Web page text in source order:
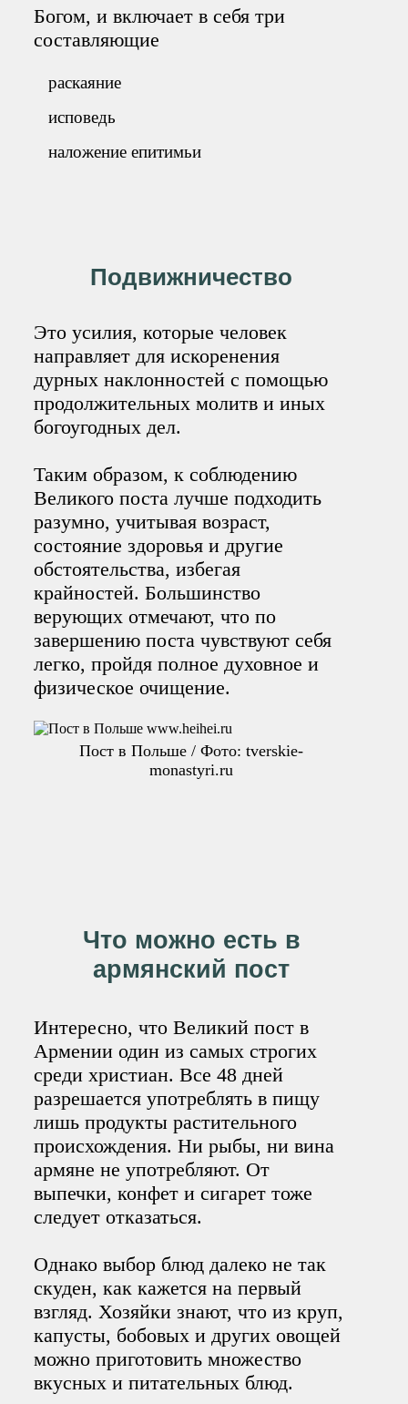
Богом, и включает в себя три
составляющие
раскаяние
исповедь
наложение епитимьи
Подвижничество
Это усилия, которые человек
направляет для искоренения
дурных наклонностей с помощью
продолжительных молитв и иных
богоугодных дел.
Таким образом, к соблюдению
Великого поста лучше подходить
разумно, учитывая возраст,
состояние здоровья и другие
обстоятельства, избегая
крайностей. Большинство
верующих отмечают, что по
завершению поста чувствуют себя
легко, пройдя полное духовное и
физическое очищение.
Пост в Польше / Фото: tverskie-
monastyri.ru
Что можно есть в
армянский пост
Интересно, что Великий пост в
Армении один из самых строгих
среди христиан. Все 48 дней
разрешается употреблять в пищу
лишь продукты растительного
происхождения. Ни рыбы, ни вина
армяне не употребляют. От
выпечки, конфет и сигарет тоже
следует отказаться.
Однако выбор блюд далеко не так
скуден, как кажется на первый
взгляд. Хозяйки знают, что из круп,
капусты, бобовых и других овощей
можно приготовить множество
вкусных и питательных блюд.